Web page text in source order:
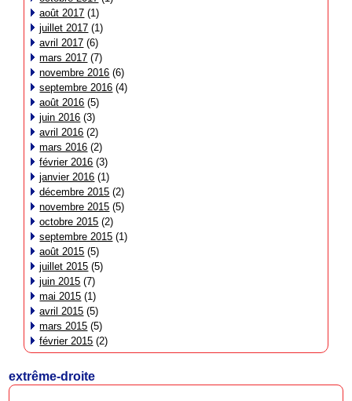
août 2017 (1)
juillet 2017 (1)
avril 2017 (6)
mars 2017 (7)
novembre 2016 (6)
septembre 2016 (4)
août 2016 (5)
juin 2016 (3)
avril 2016 (2)
mars 2016 (2)
février 2016 (3)
janvier 2016 (1)
décembre 2015 (2)
novembre 2015 (5)
octobre 2015 (2)
septembre 2015 (1)
août 2015 (5)
juillet 2015 (5)
juin 2015 (7)
mai 2015 (1)
avril 2015 (5)
mars 2015 (5)
février 2015 (2)
extrême-droite